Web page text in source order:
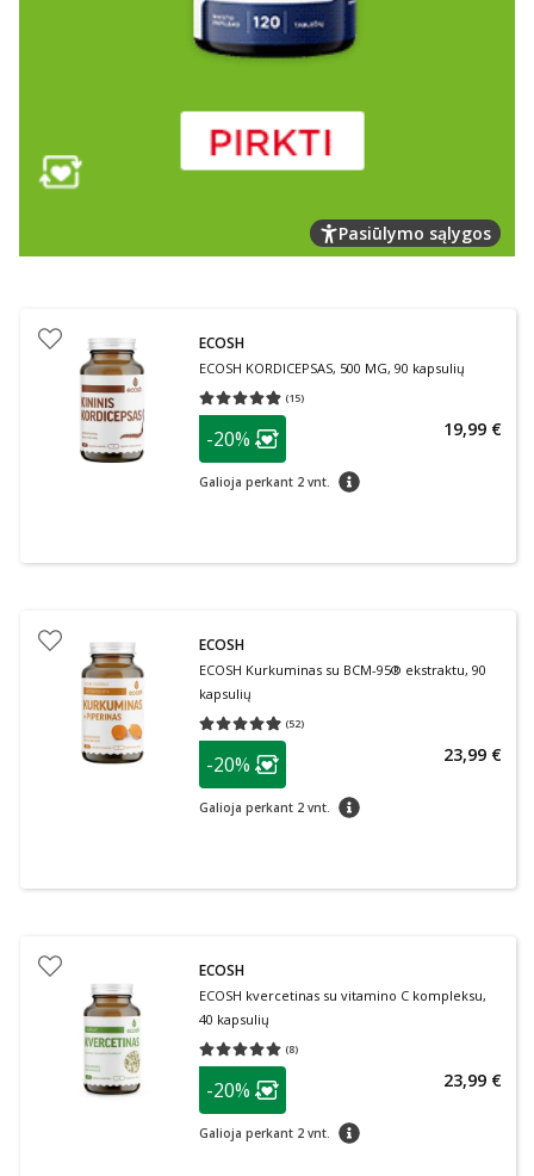
Pasiūlymo sąlygos
ECOSH
ECOSH KORDICEPSAS, 500 MG, 90 kapsulių
(15)
Vidutinis įvertinimas 4.87
patarimas
Lojalumo klubo narių nuolaida
-20%
Galioja perkant 2 vnt. patarimas
19,99 €
ECOSH
ECOSH Kurkuminas su BCM-95® ekstraktu, 90
kapsulių
(52)
Vidutinis įvertinimas 4.96
patarimas
Lojalumo klubo narių nuolaida
-20%
Galioja perkant 2 vnt. patarimas
23,99 €
ECOSH
ECOSH kvercetinas su vitamino C kompleksu,
40 kapsulių
(8)
Vidutinis įvertinimas 5.00
patarimas
Lojalumo klubo narių nuolaida
-20%
Galioja perkant 2 vnt. patarimas
23,99 €